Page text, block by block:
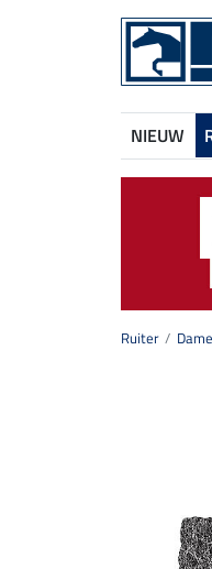
NIEUW
Ruiter